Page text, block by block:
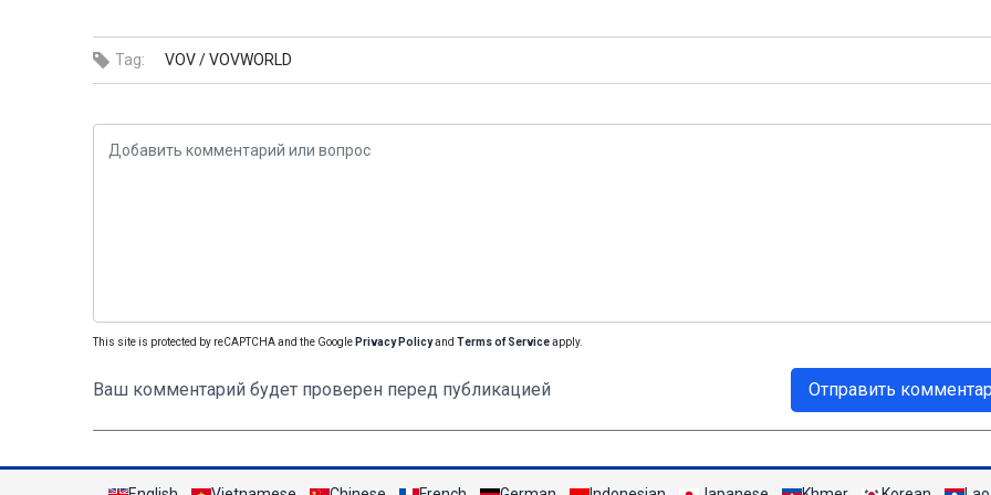
Tag: VOV /VOVWORLD
This site is protected by reCAPTCHA and the Google Privacy Policyand Terms of Serviceapply.
Ваш комментарий будет проверен перед публикацией Отправить